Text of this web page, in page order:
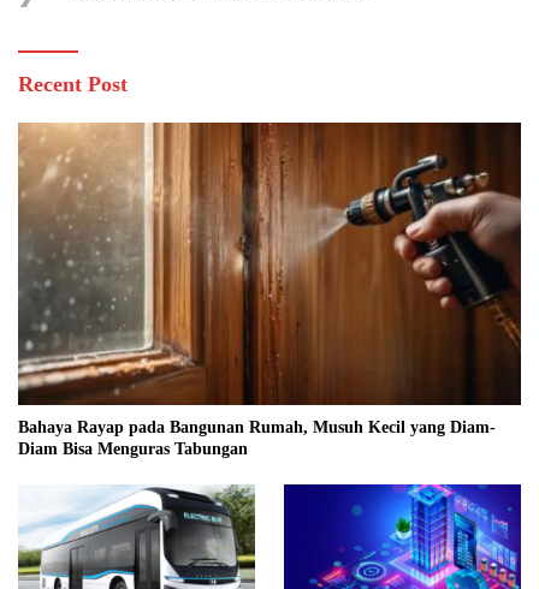
Recent Post
Bahaya Rayap pada Bangunan Rumah, Musuh Kecil yang Diam-
Diam Bisa Menguras Tabungan